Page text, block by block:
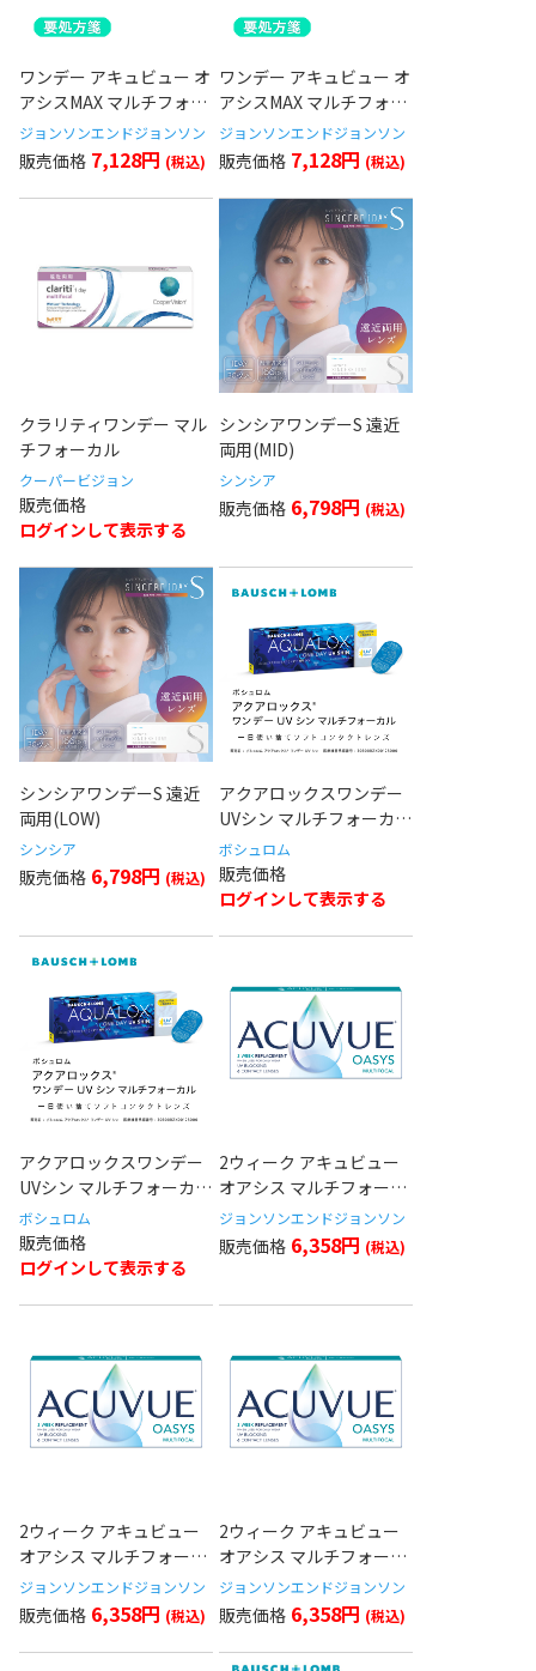
ワンデー アキュビュー オ
アシスMAX マルチフォー
カル(Mid)
ジョンソンエンドジョンソン
7,128円
ワンデー アキュビュー オ
アシスMAX マルチフォー
カル(Low)
ジョンソンエンドジョンソン
7,128円
クラリティワンデー マル
チフォーカル
クーパービジョン
ログインして表示する
シンシアワンデーS 遠近
両用(MID)
シンシア
6,798円
シンシアワンデーS 遠近
両用(LOW)
シンシア
6,798円
アクアロックスワンデー
UVシン マルチフォーカル
(High)
ボシュロム
ログインして表示する
アクアロックスワンデー
UVシン マルチフォーカル
(Low)
ボシュロム
ログインして表示する
2ウィーク アキュビュー
オアシス マルチフォーカ
ル(High)
ジョンソンエンドジョンソン
6,358円
2ウィーク アキュビュー
オアシス マルチフォーカ
ル(Mid)
ジョンソンエンドジョンソン
6,358円
2ウィーク アキュビュー
オアシス マルチフォーカ
ル (Low)
ジョンソンエンドジョンソン
6,358円